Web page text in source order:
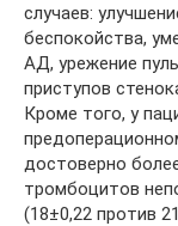
случаев:
беспокойства,
АД, урежение
приступов
Кроме того, у
достоверно
тромбоцитов
(18±0,22 против